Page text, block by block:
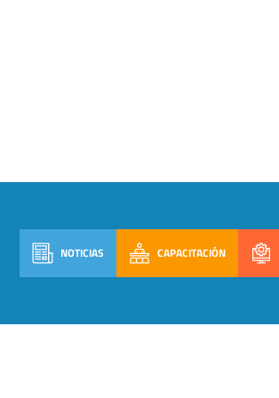
NOTICIAS CAPACITACIÓN